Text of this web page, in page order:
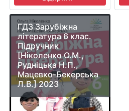
ГДЗ Зарубіжна
література 6 клас.
Підручник
[Ніколенко О.М.,
Рудніцька Н.П.,
Мацевко-Бекерська
Л.В.] 2023